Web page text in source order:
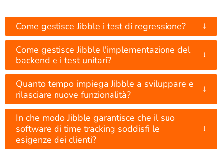
Come gestisce Jibble i test di regressione? ↓
Come gestisce Jibble l'implementazione del
backend e i test unitari?
↓
Quanto tempo impiega Jibble a sviluppare e
rilasciare nuove funzionalità?
↓
In che modo Jibble garantisce che il suo
software di time tracking soddisfi le
esigenze dei clienti?
↓